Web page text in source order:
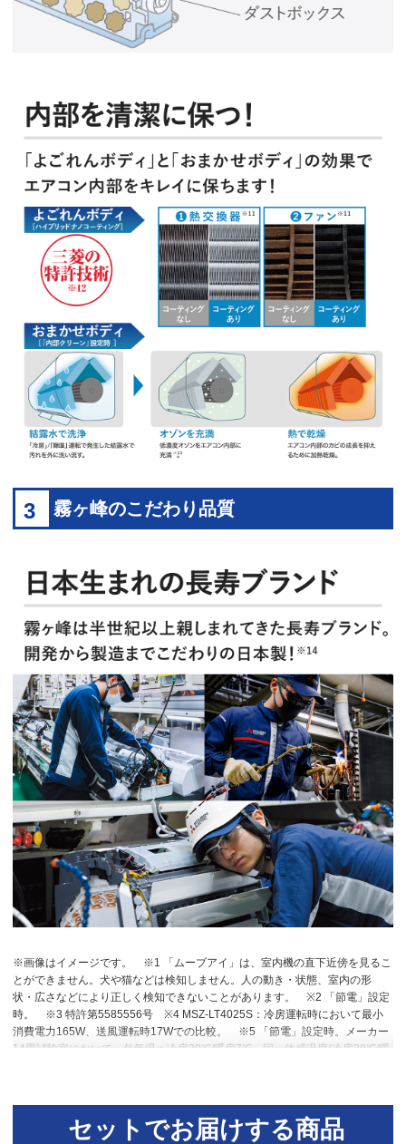
3 霧ヶ峰のこだわり品質
※画像はイメージです。
※1 「ムーブアイ」は、室内機の直下近傍を見るこ
とができません。犬や猫などは検知しません。人の動き・状態、室内の形
状・広さなどにより正しく検知できないことがあります。
※2 「節電」設定
時。
※3 特許第5585556号
※4 MSZ-LT4025S：冷房運転時において最小
消費電力165W、送風運転時17Wでの比較。
※5 「節電」設定時。メーカー
14畳試験室において、外気温：冷房30℃/暖房7℃、同一体感温度(冷房28℃/暖
間での効果を示すものではありません。
※10 換気等による屋外からの新た
な粒子の侵入は想定していない。0.3μｍ未満の微小粒子状物質は除去未確
セットでお届けする商品